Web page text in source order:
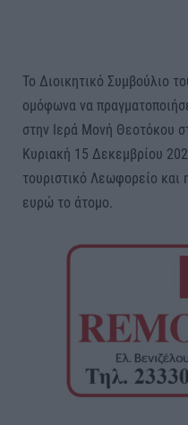
Το Διοικητικό Συμβούλιο
ομόφωνα να
στην Ιερά Μονή Θεοτόκου
Κυριακή 15 Δεκεμβρίου
τουριστικό Λεωφορείο και
ευρώ το άτομο.